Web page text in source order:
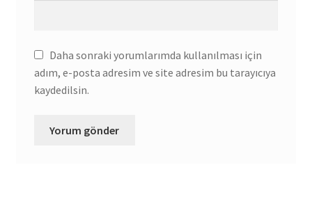
Daha sonraki yorumlarımda kullanılması için
adım, e-posta adresim ve site adresim bu tarayıcıya
kaydedilsin.